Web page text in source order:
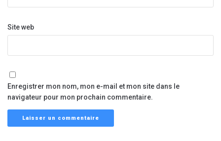
Site web
Enregistrer mon nom, mon e-mail et mon site dans le
navigateur pour mon prochain commentaire.